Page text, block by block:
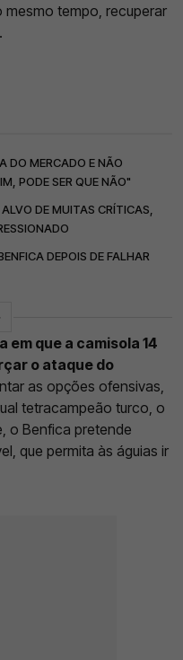
tempo, recuperar
DO MERCADO E NÃO
PODE SER QUE NÃO"
DE MUITAS CRÍTICAS,
DEPOIS DE FALHAR
que a camisola 14
o ataque do
as opções ofensivas,
tetracampeão turco, o
o Benfica pretende
que permita às águias ir